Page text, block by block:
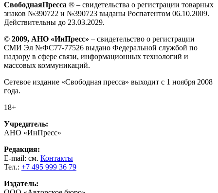
СвободнаяПресса ® – свидетельства о регистрации товарных
знаков №390722 и №390723 выданы Роспатентом 06.10.2009.
Действительны до 23.03.2029.
© 2009, АНО «ИнПресс» – свидетельство о регистрации
СМИ Эл №ФС77-77526 выдано Федеральной службой по
надзору в сфере связи, информационных технологий и
массовых коммуникаций.
Сетевое издание «Свободная пресса» выходит с 1 ноября 2008
года.
18+
Учредитель:
АНО «ИнПресс»
Редакция:
E-mail: см. Контакты
Тел.: +7 495 999 36 79
Издатель: